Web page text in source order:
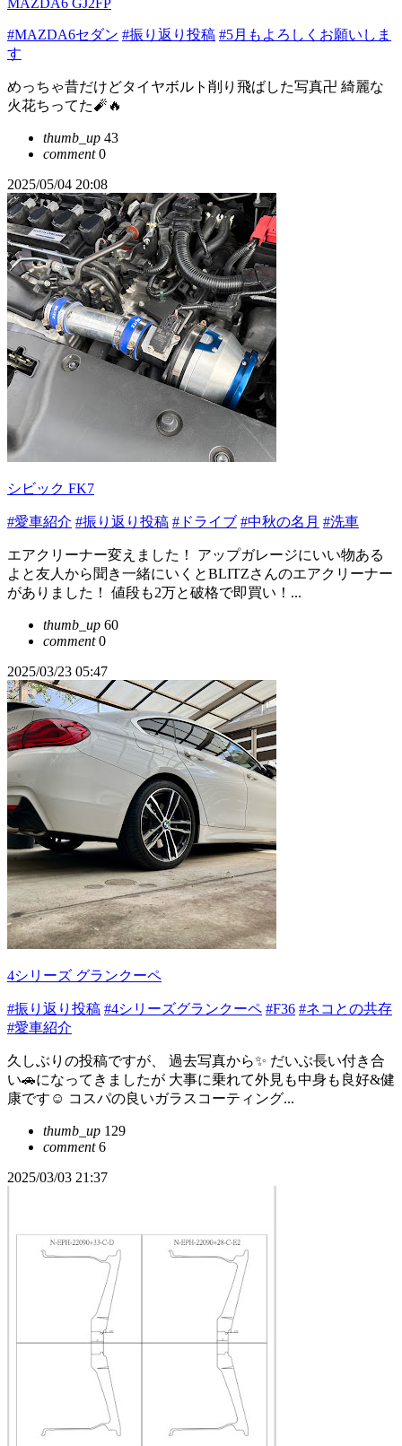
MAZDA6 GJ2FP
#MAZDA6セダン #振り返り投稿 #5月もよろしくお願いしま
す
めっちゃ昔だけどタイヤボルト削り飛ばした写真卍 綺麗な
火花ちってた🧨🔥
thumb_up 43
comment0
2025/05/04 20:08
シビック FK7
#愛車紹介 #振り返り投稿 #ドライブ #中秋の名月 #洗車
エアクリーナー変えました！ アップガレージにいい物ある
よと友人から聞き一緒にいくとBLITZさんのエアクリーナー
がありました！ 値段も2万と破格で即買い！...
thumb_up 60
comment0
2025/03/23 05:47
4シリーズ グランクーペ
#振り返り投稿 #4シリーズグランクーペ #F36 #ネコとの共存
#愛車紹介
久しぶりの投稿ですが、 過去写真から✨ だいぶ長い付き合
い🚗になってきましたが 大事に乗れて外見も中身も良好&健
康です☺️ コスパの良いガラスコーティング...
thumb_up 129
comment6
2025/03/03 21:37